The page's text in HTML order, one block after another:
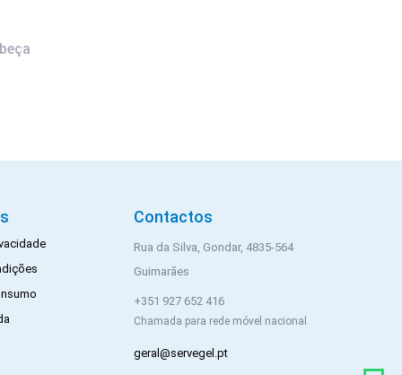
Contactos
Rua da Silva, Gondar, 4835-564
Guimarães
+351 927 652 416
Chamada para rede móvel nacional
geral@servegel.pt